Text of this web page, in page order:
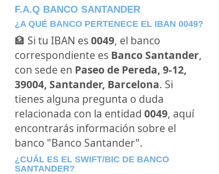
F.A.Q BANCO SANTANDER
¿A QUÉ BANCO PERTENECE EL IBAN 0049?
🏦 Si tu IBAN es 0049, el banco
correspondiente es Banco Santander,
con sede en Paseo de Pereda, 9-12,
39004, Santander, Barcelona. Si
tienes alguna pregunta o duda
relacionada con la entidad 0049, aquí
encontrarás información sobre el
banco "Banco Santander".
¿CUÁL ES EL SWIFT/BIC DE BANCO
SANTANDER?